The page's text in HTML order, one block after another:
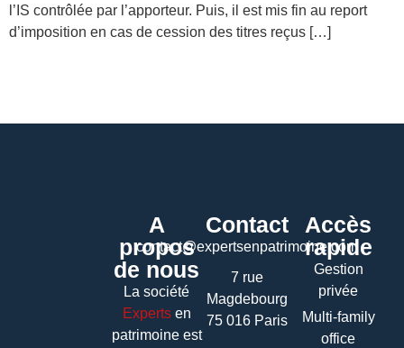
l’IS contrôlée par l’apporteur. Puis, il est mis fin au report
d’imposition en cas de cession des titres reçus […]
A
propos
de nous
La société
Expertsen
patrimoine est
Contact
contact@expertsenpatrimoine.com
7 rue
Magdebourg
75 016 Paris
Accès
rapide
Gestion
privée
Multi-family
office